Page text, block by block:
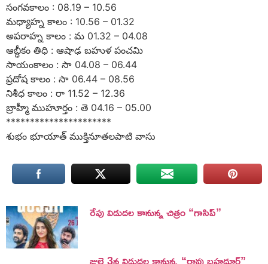
సంగవకాలం : 08.19 – 10.56
మధ్యాహ్న కాలం : 10.56 – 01.32
అపరాహ్న కాలం : మ 01.32 – 04.08
ఆబ్ధీకం తిధి : ఆషాఢ బహుళ పంచమి
సాయంకాలం : సా 04.08 – 06.44
ప్రదోష కాలం : సా 06.44 – 08.56
నిశీధ కాలం : రా 11.52 – 12.36
బ్రాహ్మీ ముహూర్తం : తె 04.16 – 05.00
**********************
శుభం భూయాత్ ముక్తినూతలపాటి వాసు
రేపు విడుదల కానున్న చిత్రం “గాసిప్”